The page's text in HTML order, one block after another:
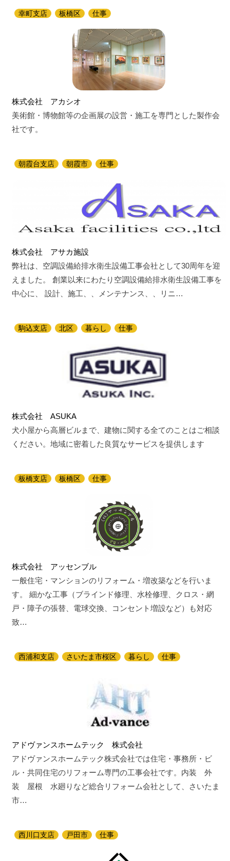
幸町支店 板橋区 仕事
株式会社 アカシオ
美術館・博物館等の企画展の設営・施工を専門とした製作会
社です。
朝霞台支店 朝霞市 仕事
株式会社 アサカ施設
弊社は、空調設備給排水衛生設備工事会社として30周年を迎
えました。 創業以来にわたり空調設備給排水衛生設備工事を
中心に、 設計、施工、、メンテナンス、、リニ…
駒込支店 北区 暮らし 仕事
株式会社 ASUKA
犬小屋から高層ビルまで、建物に関する全てのことはご相談
ください。地域に密着した良質なサービスを提供します
板橋支店 板橋区 仕事
株式会社 アッセンブル
一般住宅・マンションのリフォーム・増改築などを行いま
す。 細かな工事（ブラインド修理、水栓修理、クロス・網
戸・障子の張替、電球交換、コンセント増設など）も対応
致…
西浦和支店 さいたま市桜区 暮らし 仕事
アドヴァンスホームテック 株式会社
アドヴァンスホームテック株式会社では住宅・事務所・ビ
ル・共同住宅のリフォーム専門の工事会社です。内装 外
装 屋根 水廻りなど総合リフォーム会社として、さいたま
市…
西川口支店 戸田市 仕事